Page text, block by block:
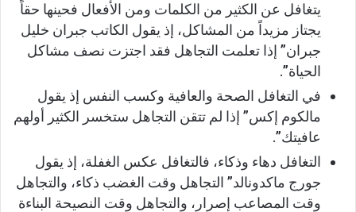
يتغافل عن الكثير من الكلمات ومن الأفعال فحينها حقاً
يجتاز مزيداً من المشاكل، إذ يقول الكاتب جبران خليل
جبران” إذا تعلمت التجاهل فقد اجتزت نصف مشاكل
الحياة”.
في التغافل الصحة والعافية وكسب النفس إذ يقول
مالكوم إكس” إذا لم تتقن التجاهل ستخسر الكثير أولهم
عافيتك”.
التغافل دهاء وذكاء، فالتغافل عكس الغفلة، إذ يقول
جورج ماكدونالد” التجاهل وقت الغضب ذكاء، والتجاهل
وقت المصاعب إصرار، والتجاهل وقت النصيحة البناءة